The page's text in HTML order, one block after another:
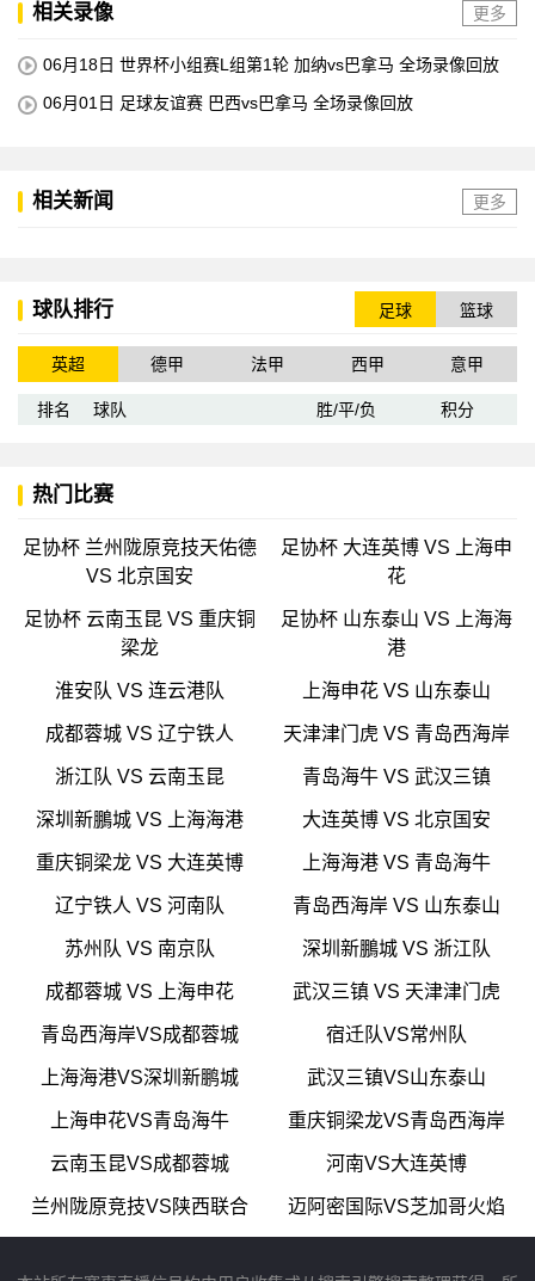
相关录像 更多
06月18日 世界杯小组赛L组第1轮 加纳vs巴拿马 全场录像回放
06月01日 足球友谊赛 巴西vs巴拿马 全场录像回放
相关新闻 更多
球队排行 足球 篮球
英超 德甲 法甲 西甲 意甲
排名 球队 胜/平/负 积分
热门比赛
足协杯 兰州陇原竞技天佑德
VS 北京国安
足协杯 大连英博 VS 上海申
花
足协杯 云南玉昆 VS 重庆铜
梁龙
足协杯 山东泰山 VS 上海海
港
淮安队 VS 连云港队 上海申花 VS 山东泰山
成都蓉城 VS 辽宁铁人 天津津门虎 VS 青岛西海岸
浙江队 VS 云南玉昆 青岛海牛 VS 武汉三镇
深圳新鵬城 VS 上海海港 大连英博 VS 北京国安
重庆铜梁龙 VS 大连英博 上海海港 VS 青岛海牛
辽宁铁人 VS 河南队 青岛西海岸 VS 山东泰山
苏州队 VS 南京队 深圳新鵬城 VS 浙江队
成都蓉城 VS 上海申花 武汉三镇 VS 天津津门虎
青岛西海岸VS成都蓉城 宿迁队VS常州队
上海海港VS深圳新鹏城 武汉三镇VS山东泰山
上海申花VS青岛海牛 重庆铜梁龙VS青岛西海岸
云南玉昆VS成都蓉城 河南VS大连英博
兰州陇原竞技VS陕西联合 迈阿密国际VS芝加哥火焰